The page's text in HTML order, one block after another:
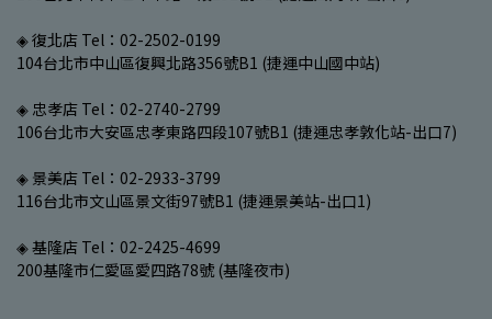
◈ 復北店 Tel：02-2502-0199
104台北市中山區復興北路356號B1 (捷運中山國中站)
◈ 忠孝店 Tel：02-2740-2799
106台北市大安區忠孝東路四段107號B1 (捷運忠孝敦化站-出口7)
◈ 景美店 Tel：02-2933-3799
116台北市文山區景文街97號B1 (捷運景美站-出口1)
◈ 基隆店 Tel：02-2425-4699
200基隆市仁愛區愛四路78號 (基隆夜市)